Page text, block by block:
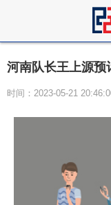
河南队长王上源预
时间：2023-05-21